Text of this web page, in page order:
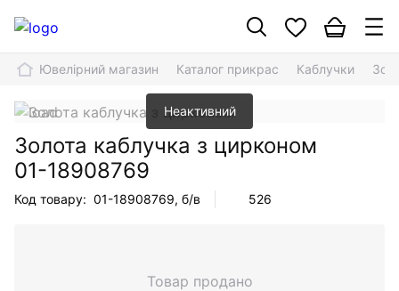
Ювелірний магазин Каталог прикрас Каблучки
Неактивний
Золота каблучка з цирконом
01-18908769
Код товару: 01-18908769, б/в 526
Товар продано